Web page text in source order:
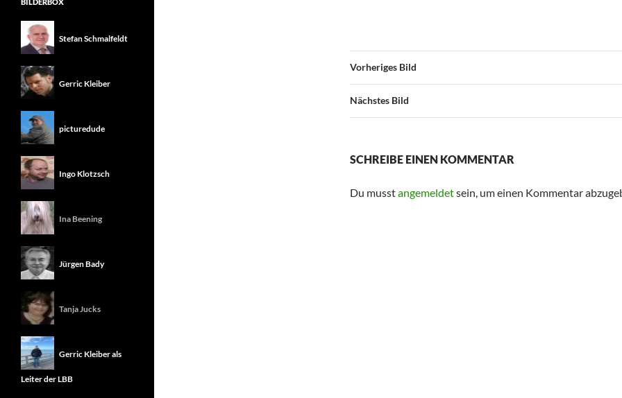
Vorheriges Bild
Nächstes Bild
SCHREIBE EINEN KOMMENTAR
Du musstangemeldetsein, um einen Kommentar
Stefan Schmalfeldt
Gerric Kleiber
picturedude
Ingo Klotzsch
Ina Beening
Jürgen Bady
Tanja Jucks
Gerric Kleiber als
Leiter der LBB